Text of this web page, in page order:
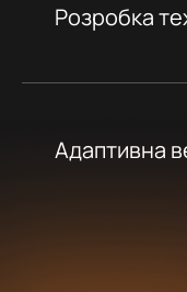
Розробка
Адаптивна